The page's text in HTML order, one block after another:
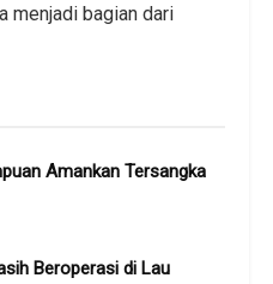
menjadi bagian dari
Amankan Tersangka
Beroperasi di Lau